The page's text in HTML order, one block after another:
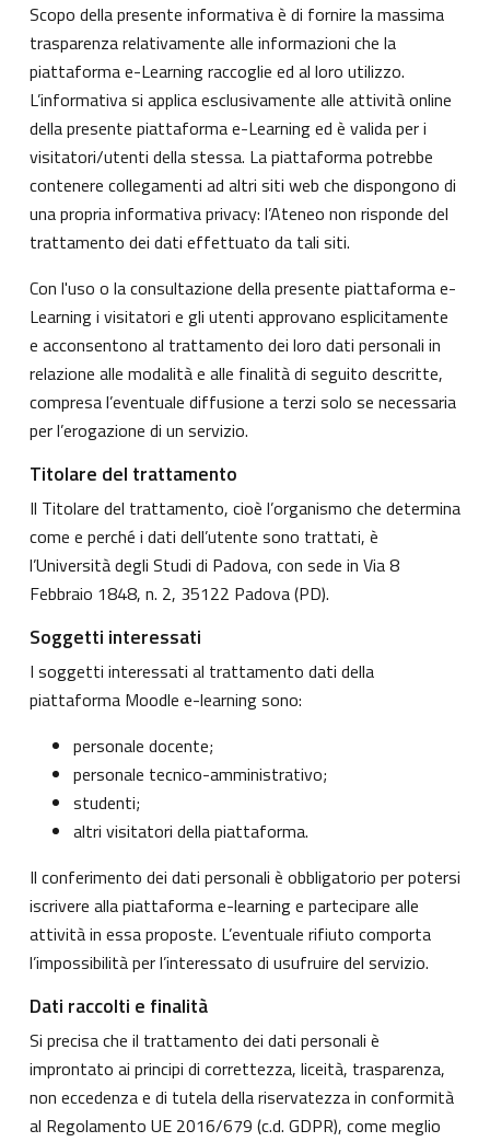
Scopo della presente informativa è di fornire la massima
trasparenza relativamente alle informazioni che la
piattaforma e-Learning raccoglie ed al loro utilizzo.
L’informativa si applica esclusivamente alle attività online
della presente piattaforma e-Learning ed è valida per i
visitatori/utenti della stessa. La piattaforma potrebbe
contenere collegamenti ad altri siti web che dispongono di
una propria informativa privacy: l’Ateneo non risponde del
trattamento dei dati effettuato da tali siti.
Con l'uso o la consultazione della presente piattaforma e-
Learning i visitatori e gli utenti approvano esplicitamente
e acconsentono al trattamento dei loro dati personali in
relazione alle modalità e alle finalità di seguito descritte,
compresa l’eventuale diffusione a terzi solo se necessaria
per l’erogazione di un servizio.
Titolare del trattamento
Il Titolare del trattamento, cioè l’organismo che determina
come e perché i dati dell’utente sono trattati, è
l’Università degli Studi di Padova, con sede in Via 8
Febbraio 1848, n. 2, 35122 Padova (PD).
Soggetti interessati
I soggetti interessati al trattamento dati della
piattaforma Moodle e-learning sono:
personale docente;
personale tecnico-amministrativo;
studenti;
altri visitatori della piattaforma.
Il conferimento dei dati personali è obbligatorio per potersi
iscrivere alla piattaforma e-learning e partecipare alle
attività in essa proposte. L’eventuale rifiuto comporta
l’impossibilità per l’interessato di usufruire del servizio.
Dati raccolti e finalità
Si precisa che il trattamento dei dati personali è
improntato ai principi di correttezza, liceità, trasparenza,
non eccedenza e di tutela della riservatezza in conformità
al Regolamento UE 2016/679 (c.d. GDPR), come meglio